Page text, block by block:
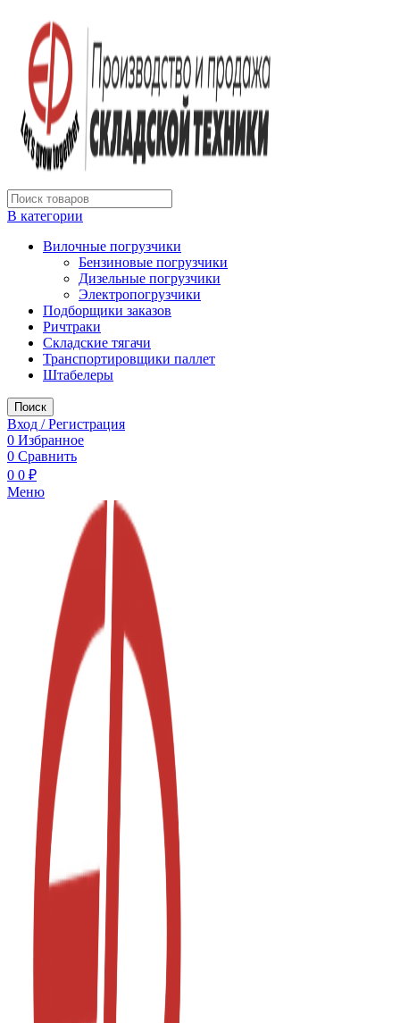
В категории
Вилочные погрузчики
Бензиновые погрузчики
Дизельные погрузчики
Электропогрузчики
Подборщики заказов
Ричтраки
Складские тягачи
Транспортировщики паллет
Штабелеры
Поиск
Вход / Регистрация
0 Избранное
0 Сравнить
0 0 ₽
Меню